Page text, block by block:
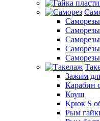
Зажим
Карабин
Коуш
Крюк S
Рым